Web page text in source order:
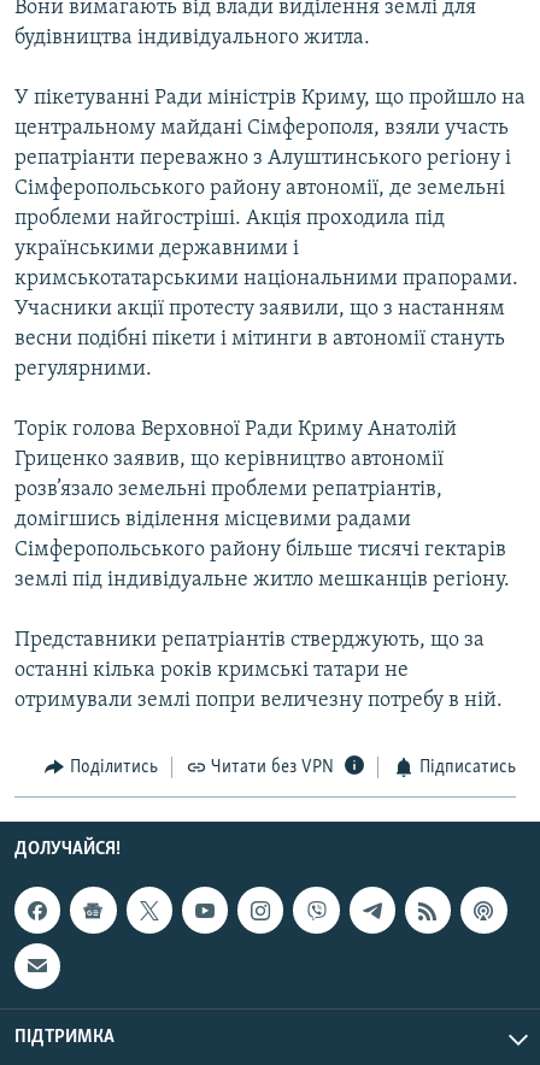
МУЛЬТИМЕДІА
ФОТО
СПЕЦПРОЄКТИ
ПОДКАСТИ
КРИМ РЕАЛІЇ
РУС
УКР
КТАТ
ДОЛУЧАЙСЯ!
Усі сайти RFE/RL
Вони вимагають від влади виділення землі для
будівництва індивідуального житла.
У пікетуванні Ради міністрів Криму, що пройшло на
центральному майдані Сімферополя, взяли участь
репатріанти переважно з Алуштинського регіону і
Сімферопольського району автономії, де земельні
проблеми найгостріші. Акція проходила під
українськими державними і
кримськотатарськими національними прапорами.
Учасники акції протесту заявили, що з настанням
весни подібні пікети і мітинги в автономії стануть
регулярними.
Торік голова Верховної Ради Криму Анатолій
Гриценко заявив, що керівництво автономії
розв’язало земельні проблеми репатріантів,
домігшись віділення місцевими радами
Сімферопольського району більше тисячі гектарів
землі під індивідуальне житло мешканців регіону.
Представники репатріантів стверджують, що за
останні кілька років кримські татари не
отримували землі попри величезну потребу в ній.
Поділитись Читати без VPN Підписатись
ДОЛУЧАЙСЯ!
ПІДТРИМКА